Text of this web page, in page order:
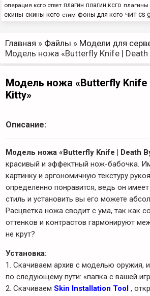
операция ксго ответ плагин плагин ксго плагины
скины скины ксго стим фоны для ксго чит cs
Главная » Файлы » Модели для
Модель ножа «Butterfly Knife | Death
Модель ножа «Butterfly Knife
Kitty»
Описание:
Модель ножа «Butterfly Knife | Death
красивый и эффектный нож-бабочка.
картинку и эргономичную текстуру
определенно понравится, ведь он
стиль и установить вы его можете
Расцветка ножа сводит с ума, так как
оттенков и контрастов гармонируют
не крут?
Установка:
1. Скачиваем архив с моделью оружия,
по следующему пути: «папка с вашей
2. Скачиваем Skin Installation Tool ,